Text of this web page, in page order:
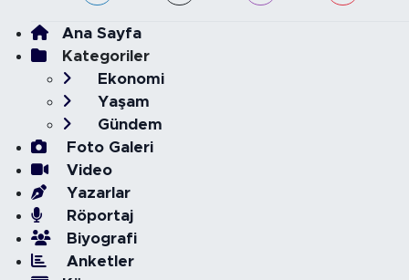
Ana Sayfa
Kategoriler
Ekonomi
Yaşam
Gündem
Foto Galeri
Video
Yazarlar
Röportaj
Biyografi
Anketler